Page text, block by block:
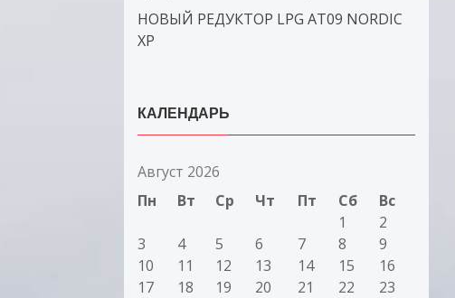
НОВЫЙ РЕДУКТОР LPG AT09 NORDIC
XP
КАЛЕНДАРЬ
Август 2026
Пн
Вт Ср Чт Пт Сб Вс
1
2
3
4 5 6 7 8
9
10
11 12 13 14 15
16
17
18 19 20 21 22
23